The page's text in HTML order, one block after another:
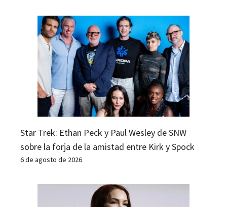
Star Trek: Ethan Peck y Paul Wesley de SNW
sobre la forja de la amistad entre Kirk y Spock
6 de agosto de 2026